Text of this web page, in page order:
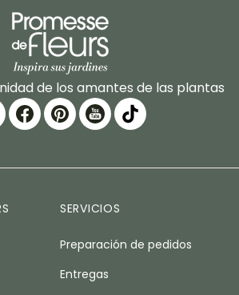
de los amantes de las plantas
SERVICIOS
Preparación de pedidos
Entregas